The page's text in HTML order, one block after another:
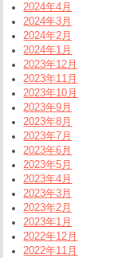
2024年4月
2024年3月
2024年2月
2024年1月
2023年12月
2023年11月
2023年10月
2023年9月
2023年8月
2023年7月
2023年6月
2023年5月
2023年4月
2023年3月
2023年2月
2023年1月
2022年12月
2022年11月